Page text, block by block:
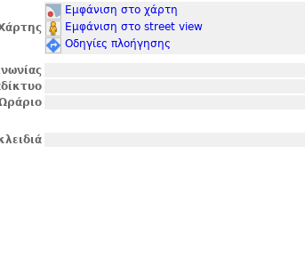
Εμφάνιση στο χάρτη
Εμφάνιση στο street view
Οδηγίες πλοήγησης